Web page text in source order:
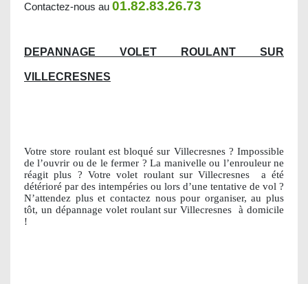
Contactez-nous au 01.82.83.26.73
DEPANNAGE VOLET ROULANT SUR
VILLECRESNES
Votre store roulant est bloqué sur Villecresnes ? Impossible
de l’ouvrir ou de le fermer ? La manivelle ou l’enrouleur ne
réagit plus ? Votre volet roulant sur Villecresnes
a été
détérioré par des intempéries ou lors d’une tentative de vol ?
N’attendez plus et contactez nous pour organiser, au plus
tôt, un dépannage volet roulant sur Villecresnes
à domicile
!